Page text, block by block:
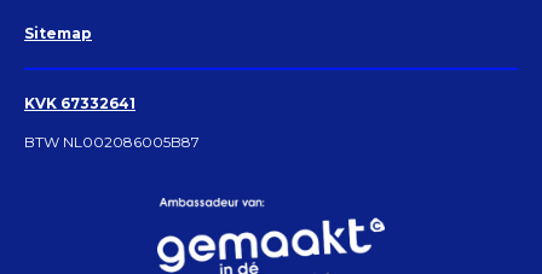
Sitemap
KVK 67332641
BTW NL002086005B87